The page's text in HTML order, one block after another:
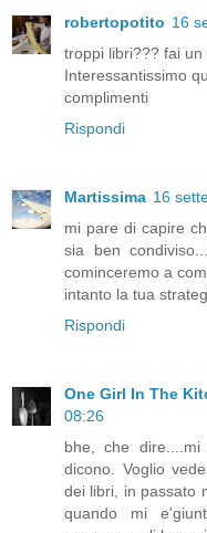
robertopotito 16
troppi libri??? fai
Interessantissimo
complimenti
Rispondi
Martissima 16
mi pare di capire
sia ben
cominceremo a
intanto la tua
Rispondi
One Girl In The
08:26
bhe, che dire....mi
dicono. Voglio
dei libri, in passato
quando mi